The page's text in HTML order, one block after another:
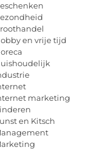
en vrije tijd
marketing
en Kitsch